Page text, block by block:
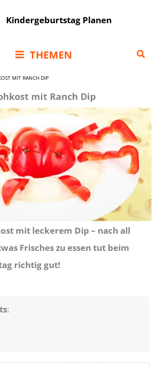
Kindergeburtstag Planen
THEMEN
MIT RANCH DIP
mit Ranch Dip
mit leckerem Dip – nach all
Frisches zu essen tut beim
richtig gut!
: